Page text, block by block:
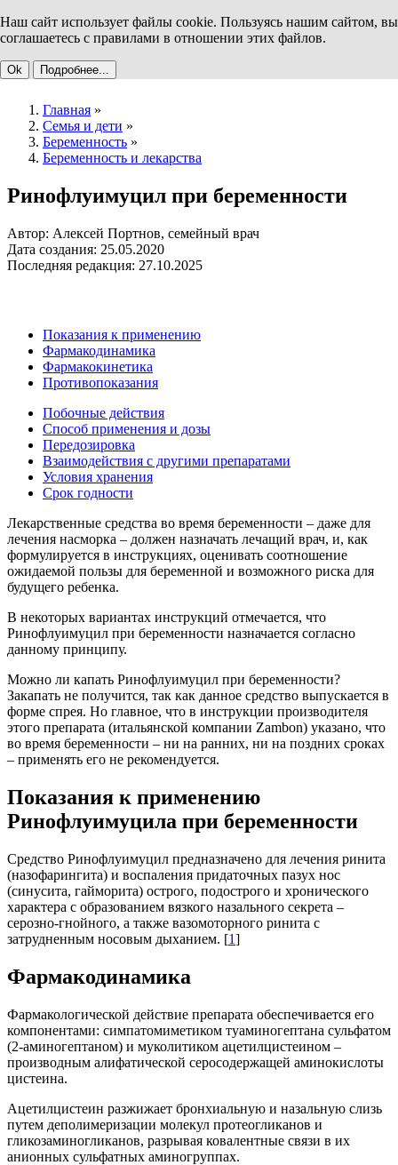
Наш сайт использует файлы cookie. Пользуясь нашим сайтом, вы
соглашаетесь с правилами в отношении этих файлов.
Ok Подробнее...
Главная »
Семья и дети »
Беременность »
Беременность и лекарства
Ринофлуимуцил при беременности
Автор: Алексей Портнов, семейный врач
Дата создания: 25.05.2020
Последняя редакция: 27.10.2025
Показания к применению
Фармакодинамика
Фармакокинетика
Противопоказания
Побочные действия
Способ применения и дозы
Передозировка
Взаимодействия с другими препаратами
Условия хранения
Срок годности
Лекарственные средства во время беременности – даже для
лечения насморка – должен назначать лечащий врач, и, как
формулируется в инструкциях, оценивать соотношение
ожидаемой пользы для беременной и возможного риска для
будущего ребенка.
В некоторых вариантах инструкций отмечается, что
Ринофлуимуцил при беременности назначается согласно
данному принципу.
Можно ли капать Ринофлуимуцил при беременности?
Закапать не получится, так как данное средство выпускается в
форме спрея. Но главное, что в инструкции производителя
этого препарата (итальянской компании Zambon) указано, что
во время беременности – ни на ранних, ни на поздних сроках
– применять его не рекомендуется.
Показания к применению
Ринофлуимуцила при беременности
Средство Ринофлуимуцил предназначено для лечения ринита
(назофарингита) и воспаления придаточных пазух нос
(синусита, гайморита) острого, подострого и хронического
характера с образованием вязкого назального секрета –
серозно-гнойного, а также вазомоторного ринита с
затрудненным носовым дыханием. [1]
Фармакодинамика
Фармакологической действие препарата обеспечивается его
компонентами: симпатомиметиком туаминогептана сульфатом
(2-аминогептаном) и муколитиком ацетилцистеином –
производным алифатической серосодержащей аминокислоты
цистеина.
Ацетилцистеин разжижает бронхиальную и назальную слизь
путем деполимеризации молекул протеогликанов и
гликозаминогликанов, разрывая ковалентные связи в их
анионных сульфатных аминогруппах.